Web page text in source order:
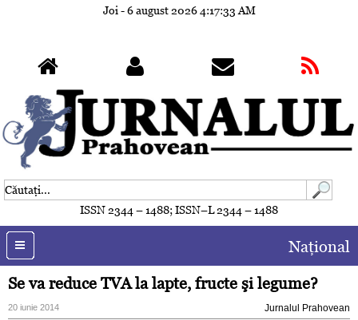
Joi - 6 august 20264:17:36 AM
ISSN 2344 – 1488; ISSN–L 2344 – 1488
Naţional
Se va reduce TVA la lapte, fructe şi legume?
20 iunie 2014 Jurnalul Prahovean